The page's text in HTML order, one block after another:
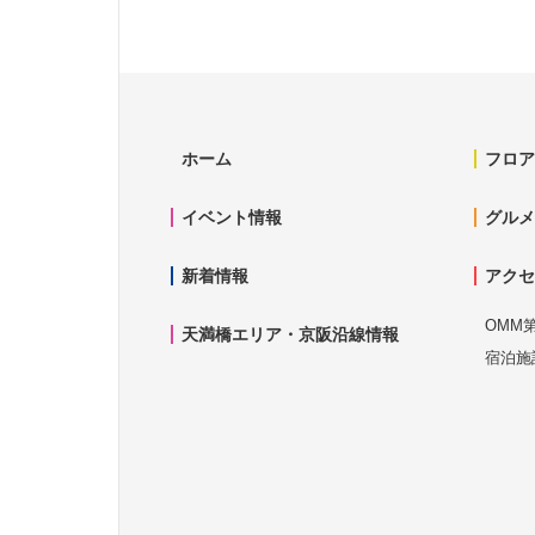
ホーム
イベント情報
新着情報
天満橋エリア・京阪沿線情報
フロ
グル
アク
OMM
宿泊施